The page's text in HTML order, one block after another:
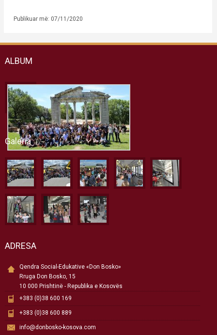
Publikuar më: 07/11/2020
ALBUM
Galeria
ADRESA
Qendra Social-Edukative «Don Bosko»
Rruga Don Bosko, 15
10 000 Prishtinë - Republika e Kosovës
+383 (0)38 600 169
+383 (0)38 600 889
info@donbosko-kosova.com